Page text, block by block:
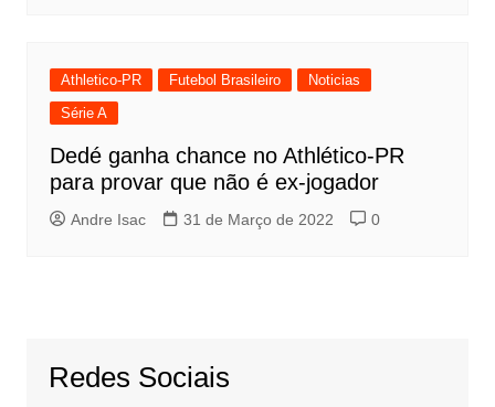
Athletico-PR Futebol Brasileiro
Noticias
Série A
Dedé ganha chance no Athlético-PR
para provar que não é ex-jogador
Andre Isac 31 de Março de 2022 0
Redes Sociais